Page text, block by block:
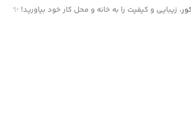
، زیبایی و کیفیت را به خانه و محل کار خود بیاورید! ✨